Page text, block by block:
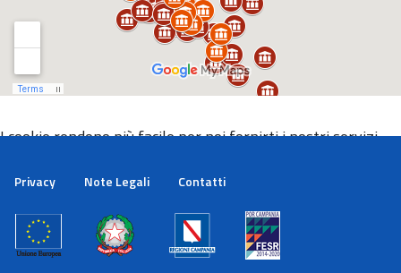
Privacy Note Legali Contatti
I cookie rendono più facile per noi fornirti i nostri servizi.
cookie.
Maggiori informazioni